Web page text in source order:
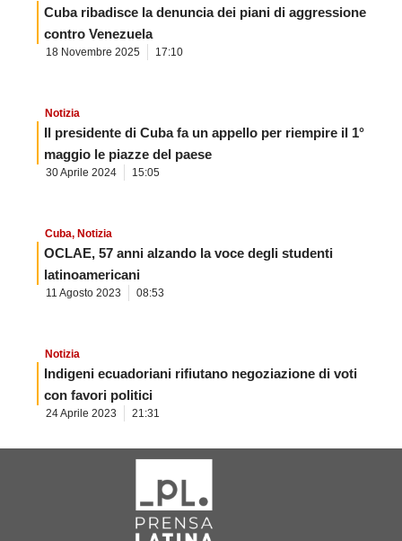
Cuba ribadisce la denuncia dei piani di aggressione
contro Venezuela
18 Novembre 2025 17:10
Notizia
Il presidente di Cuba fa un appello per riempire il 1°
maggio le piazze del paese
30 Aprile 2024 15:05
Cuba, Notizia
OCLAE, 57 anni alzando la voce degli studenti
latinoamericani
11 Agosto 2023 08:53
Notizia
Indigeni ecuadoriani rifiutano negoziazione di voti
con favori politici
24 Aprile 2023 21:31